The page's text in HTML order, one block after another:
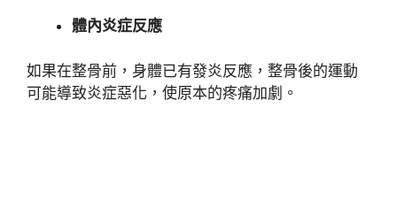
體內炎症反應
如果在整骨前，身體已有發炎反應，整骨後的運動
可能導致炎症惡化，使原本的疼痛加劇。